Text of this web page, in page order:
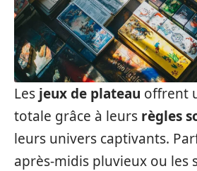
Les jeux de plateau offrent
totale grâce à leurs règles
leurs univers captivants.
après-midis pluvieux ou les